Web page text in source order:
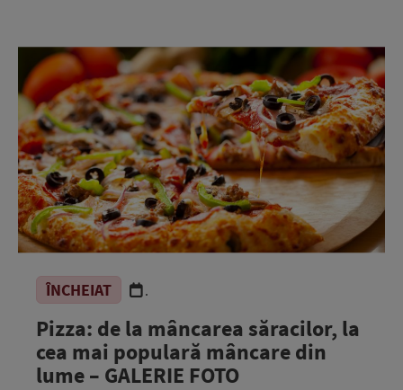
ÎNCHEIAT .
Pizza: de la mâncarea săracilor, la
cea mai populară mâncare din
lume – GALERIE FOTO